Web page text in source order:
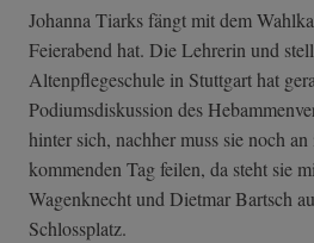
Johanna Tiarks fängt mit dem
Feierabend hat. Die Lehrerin und
Altenpflegeschule in Stuttgart hat
Podiumsdiskussion des
hinter sich, nachher muss sie noch
kommenden Tag feilen, da steht sie
Wagenknecht und Dietmar Bartsch
Schlossplatz.